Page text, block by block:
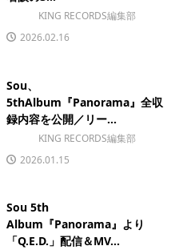
KING RECORDS編集部
2026.02.16
Sou、
5thAlbum『Panorama』全収
録内容を公開／リー...
KING RECORDS編集部
2026.01.15
Sou 5th
Album『Panorama』より
「Q.E.D.」配信＆MV...